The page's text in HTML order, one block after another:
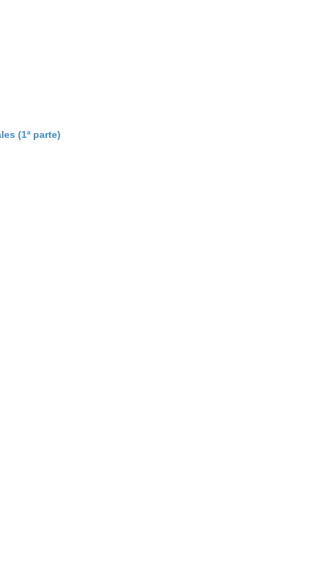
(1ª parte)